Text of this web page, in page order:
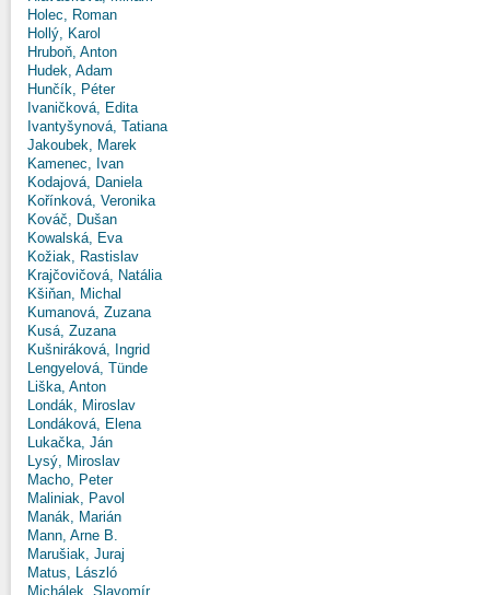
Holec, Roman
Hollý, Karol
Hruboň, Anton
Hudek, Adam
Hunčík, Péter
Ivaničková, Edita
Ivantyšynová, Tatiana
Jakoubek, Marek
Kamenec, Ivan
Kodajová, Daniela
Kořínková, Veronika
Kováč, Dušan
Kowalská, Eva
Kožiak, Rastislav
Krajčovičová, Natália
Kšiňan, Michal
Kumanová, Zuzana
Kusá, Zuzana
Kušniráková, Ingrid
Lengyelová, Tünde
Liška, Anton
Londák, Miroslav
Londáková, Elena
Lukačka, Ján
Lysý, Miroslav
Macho, Peter
Maliniak, Pavol
Manák, Marián
Mann, Arne B.
Marušiak, Juraj
Matus, László
Michálek, Slavomír